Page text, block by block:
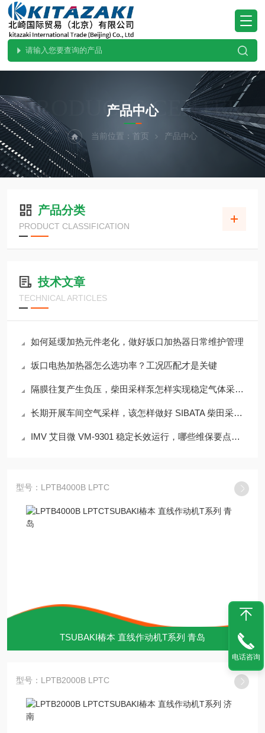
PRODUCTS CENTER
产品中心
当前位置： 首页 产品中心
产品分类
PRODUCT CLASSIFICATION
技术文章
TECHNICAL ARTICLES
如何延缓加热元件老化，做好坂口加热器日常维护管理
坂口电热加热器怎么选功率？工况匹配才是关键
隔膜往复产生负压，柴田采样泵怎样实现稳定气体采样？
长期开展车间空气采样，该怎样做好 SIBATA 柴田采样泵日常维保管理？
IMV 艾目微 VM-9301 稳定长效运行，哪些维保要点不容忽视？
型号：LPTB4000B LPTC
TSUBAKI椿本 直线作动机T系列 青岛
型号：LPTB2000B LPTC
电话咨询